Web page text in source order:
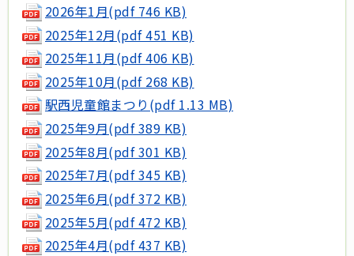
2026年1月(pdf 746 KB)
2025年12月(pdf 451 KB)
2025年11月(pdf 406 KB)
2025年10月(pdf 268 KB)
駅西児童館まつり(pdf 1.13 MB)
2025年9月(pdf 389 KB)
2025年8月(pdf 301 KB)
2025年7月(pdf 345 KB)
2025年6月(pdf 372 KB)
2025年5月(pdf 472 KB)
2025年4月(pdf 437 KB)